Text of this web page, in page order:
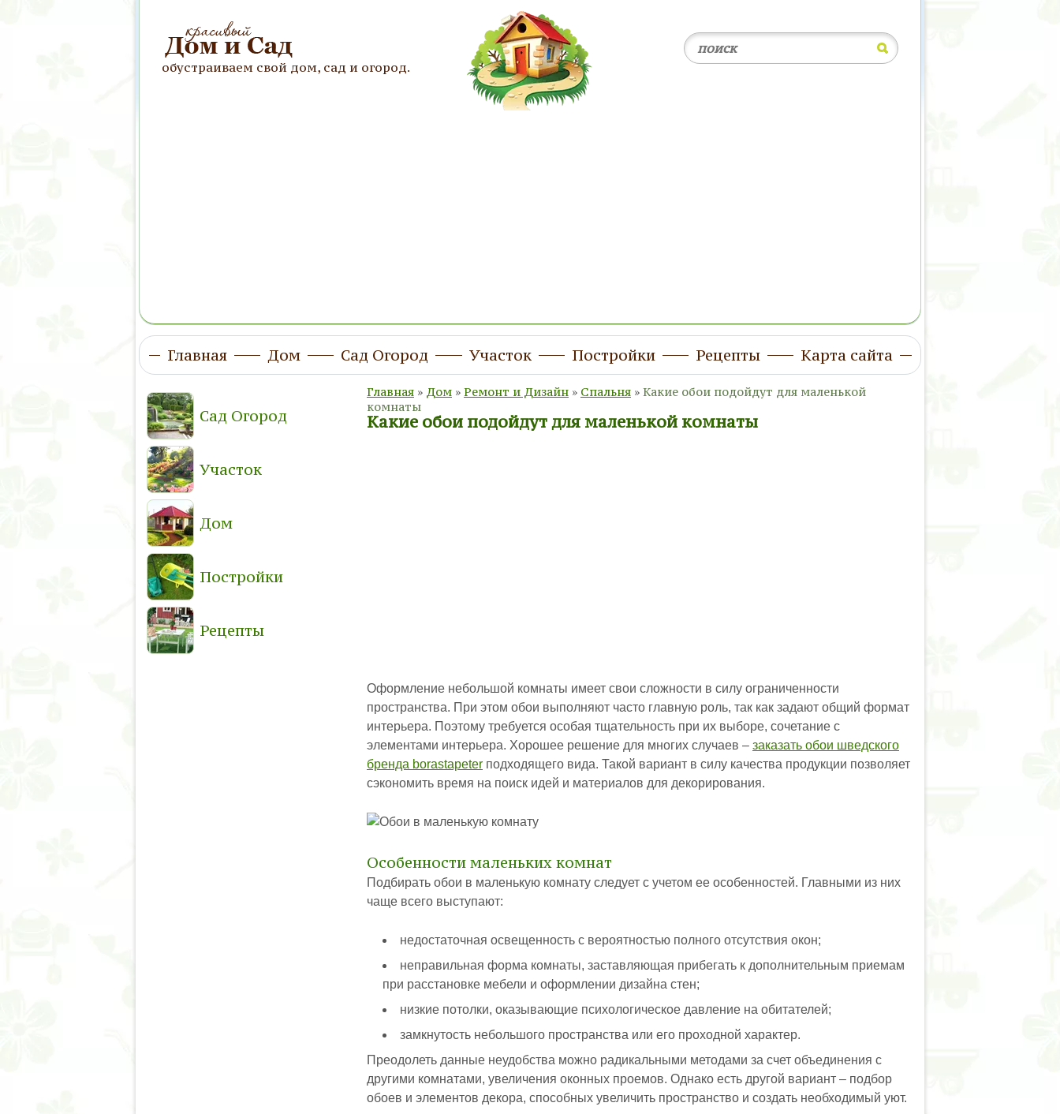
обустраиваем свой дом, сад и огород.
Главная Дом Сад Огород Участок Постройки Рецепты Карта сайта
Главная » Дом » Ремонт и Дизайн » Спальня » Какие обои подойдут для маленькой
комнаты
Какие обои подойдут для маленькой комнаты
Оформление небольшой комнаты имеет свои сложности в силу ограниченности
пространства. При этом обои выполняют часто главную роль, так как задают общий формат
интерьера. Поэтому требуется особая тщательность при их выборе, сочетание с
элементами интерьера. Хорошее решение для многих случаев – заказать обои шведского
бренда borastapeter подходящего вида. Такой вариант в силу качества продукции позволяет
сэкономить время на поиск идей и материалов для декорирования.
Особенности маленьких комнат
Подбирать обои в маленькую комнату следует с учетом ее особенностей. Главными из них
чаще всего выступают:
недостаточная освещенность с вероятностью полного отсутствия окон;
неправильная форма комнаты, заставляющая прибегать к дополнительным приемам
при расстановке мебели и оформлении дизайна стен;
низкие потолки, оказывающие психологическое давление на обитателей;
замкнутость небольшого пространства или его проходной характер.
Преодолеть данные неудобства можно радикальными методами за счет объединения с
другими комнатами, увеличения оконных проемов. Однако есть другой вариант – подбор
обоев и элементов декора, способных увеличить пространство и создать необходимый уют.
Сад Огород
Участок
Дом
Постройки
Рецепты